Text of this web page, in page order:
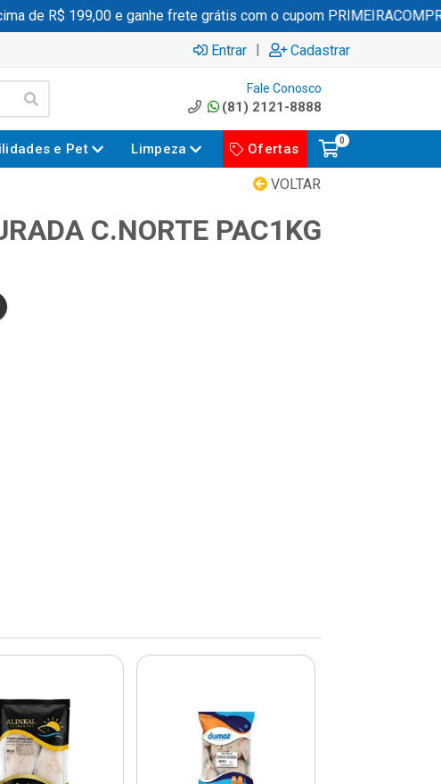
de R$ 199,00 e ganhe frete grátis com o cupom PRIMEIRACOMPRA
Entrar | Cadastrar
Fale Conosco
(81) 2121-8888
e Pet Limpeza Ofertas
0
VOLTAR
C.NORTE PAC1KG